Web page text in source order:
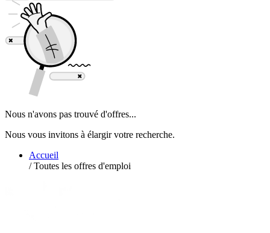
Nous n'avons pas trouvé d'offres...
Nous vous invitons à élargir votre recherche.
Accueil
/ Toutes les offres d'emploi